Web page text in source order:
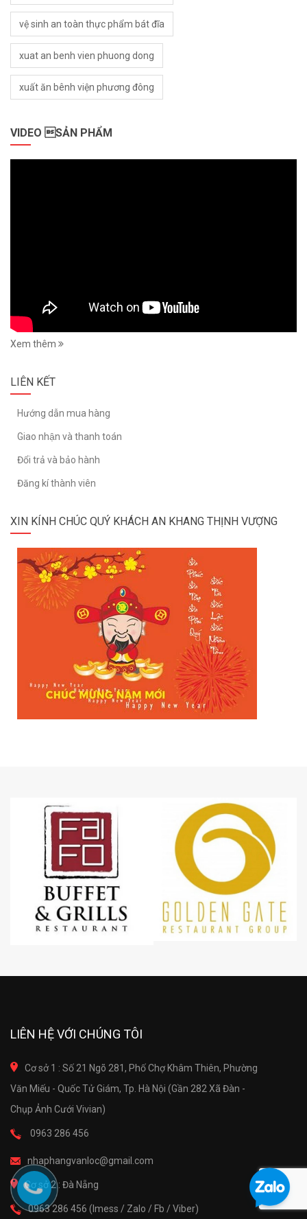
vệ sinh an toàn thực phẩm bát đĩa
xuat an benh vien phuong dong
xuất ăn bênh viện phương đông
VIDEO SẢN PHẨM
Xem thêm
LIÊN KẾT
Hướng dẫn mua hàng
Giao nhận và thanh toán
Đổi trả và bảo hành
Đăng kí thành viên
XIN KÍNH CHÚC QUÝ KHÁCH AN KHANG THỊNH VƯỢNG
LIÊN HỆ VỚI CHÚNG TÔI
Cơ sở 1 : Số 21 Ngõ 281, Phố Chợ Khâm Thiên, Phường
Văn Miếu - Quốc Tử Giám, Tp. Hà Nội (Gần 282 Xã Đàn -
Chụp Ảnh Cưới Vivian)
0963 286 456
nhaphangvanloc@gmail.com
Cơ sở 2 : Đà Nẵng
0963 286 456 (Imess / Zalo / Fb / Viber)